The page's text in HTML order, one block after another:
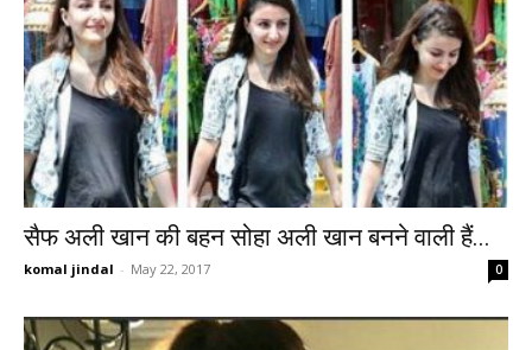
सैफ अली खान की बहन सोहा अली खान बनने वाली हैं...
komal jindal - May 22, 2017 0